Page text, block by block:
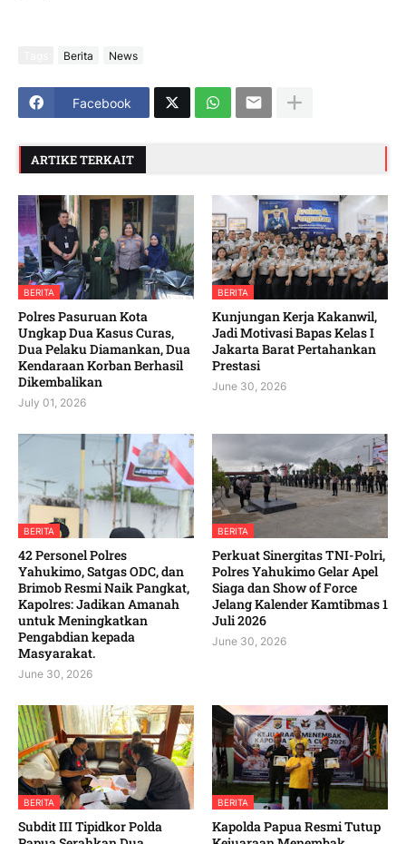
Berita News
Facebook
ARTIKE TERKAIT
BERITA
Polres Pasuruan Kota
Ungkap Dua Kasus Curas,
Dua Pelaku Diamankan, Dua
Kendaraan Korban Berhasil
Dikembalikan
July 01, 2026
BERITA
Kunjungan Kerja Kakanwil,
Jadi Motivasi Bapas Kelas I
Jakarta Barat Pertahankan
Prestasi
June 30, 2026
BERITA
42 Personel Polres
Yahukimo, Satgas ODC, dan
Brimob Resmi Naik Pangkat,
Kapolres: Jadikan Amanah
untuk Meningkatkan
Pengabdian kepada
Masyarakat. ‎
June 30, 2026
BERITA
‎Perkuat Sinergitas TNI-Polri,
Polres Yahukimo Gelar Apel
Siaga dan Show of Force
Jelang Kalender Kamtibmas 1
Juli 2026 ‎ ‎
June 30, 2026
BERITA
Subdit III Tipidkor Polda
BERITA
Kapolda Papua Resmi Tutup